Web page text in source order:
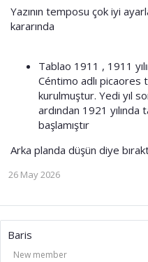
Yazının temposu çok iyi
kararında
Tablao 1911 , 1911
Céntimo adlı picaores
kurulmuştur. Yedi yıl
ardından 1921
başlamıştır
Arka planda düşün diye
26 May 2026
Baris
New member